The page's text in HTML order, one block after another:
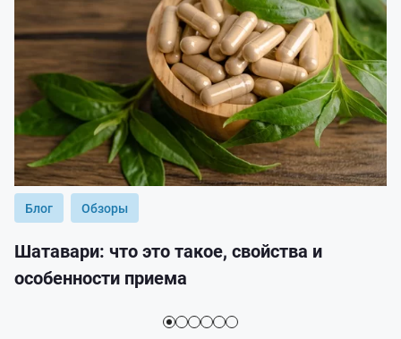
Блог Обзоры
Шатавари: что это такое, свойства и
особенности приема